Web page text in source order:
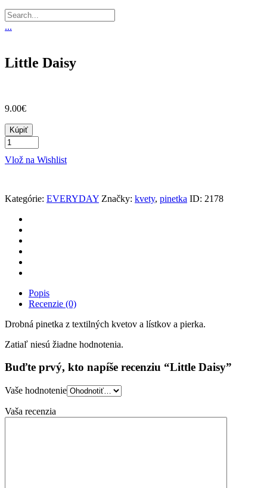
...
Little Daisy
9.00€
Kúpiť
Vlož na Wishlist
Kategórie: EVERYDAY Značky: kvety, pinetka ID: 2178
Popis
Recenzie (0)
Drobná pinetka z textilných kvetov a lístkov a pierka.
Zatiaľ niesú žiadne hodnotenia.
Buďte prvý, kto napíše recenziu “Little Daisy”
Vaše hodnotenie
Vaša recenzia